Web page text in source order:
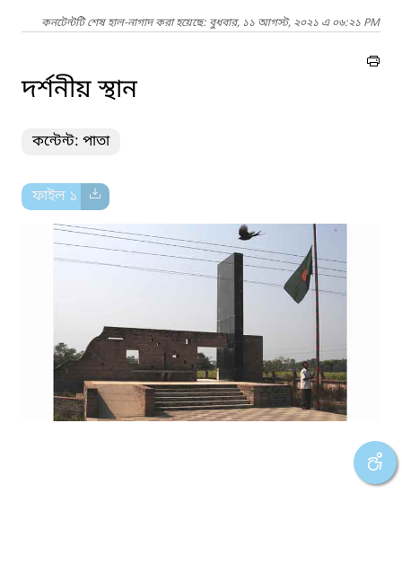
কনটেন্টটি শেষ হাল-নাগাদ করা হয়েছে: বুধবার, ১১ আগস্ট, ২০২১ এ ০৬:২১ PM
দর্শনীয় স্থান
কন্টেন্ট: পাতা
ফাইল ১